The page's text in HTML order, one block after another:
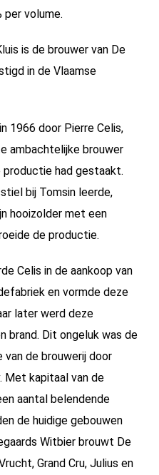
per volume.
is de brouwer van De
in de Vlaamse
1966 door Pierre Celis,
ambachtelijke brouwer
productie had gestaakt.
bij Tomsin leerde,
hooizolder met een
de productie.
Celis in de aankoop van
en vormde deze
later werd deze
brand. Dit ongeluk was de
van de brouwerij door
Met kapitaal van de
aantal belendende
de huidige gebouwen
Witbier brouwt De
Grand Cru, Julius en